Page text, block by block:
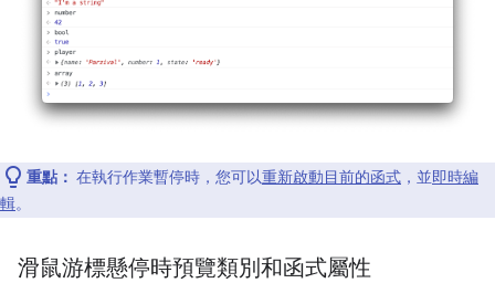
重點： 在執行作業暫停時，您可以重新啟動目前的函式 ，並即時編
輯。
滑鼠游標懸停時預覽類別和函式屬性